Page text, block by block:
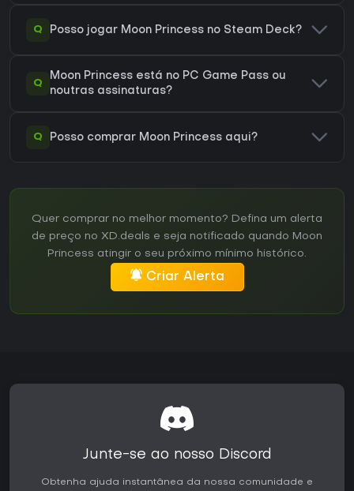
Q Posso jogar Moon Princess no Steam Deck?
Q
Moon Princess está no PC Game Pass ou
noutras assinaturas?
Q Posso comprar Moon Princess aqui?
Quer comprar no melhor momento? Defina um alerta
de preço no XD.deals e seja notificado quando Moon
Princess atingir o seu próximo mínimo histórico.
Criar Alerta
Junte-se ao nosso Discord
Obtenha ajuda instantânea da nossa comunidade e